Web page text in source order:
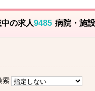
の求人9485 病院・施設
索